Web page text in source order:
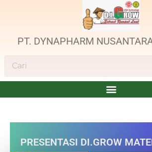
PT. DYNAPHARM
PRESENTASI DI.GROW